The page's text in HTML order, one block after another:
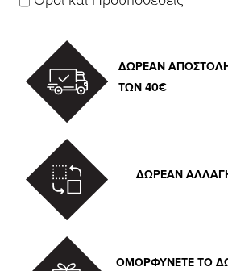
ΔΩΡΕΑΝ
ΤΩΝ 40€
ΔΩΡΕΑΝ
ΟΜΟΡΦΥΝΕΤΕ ΤΟ